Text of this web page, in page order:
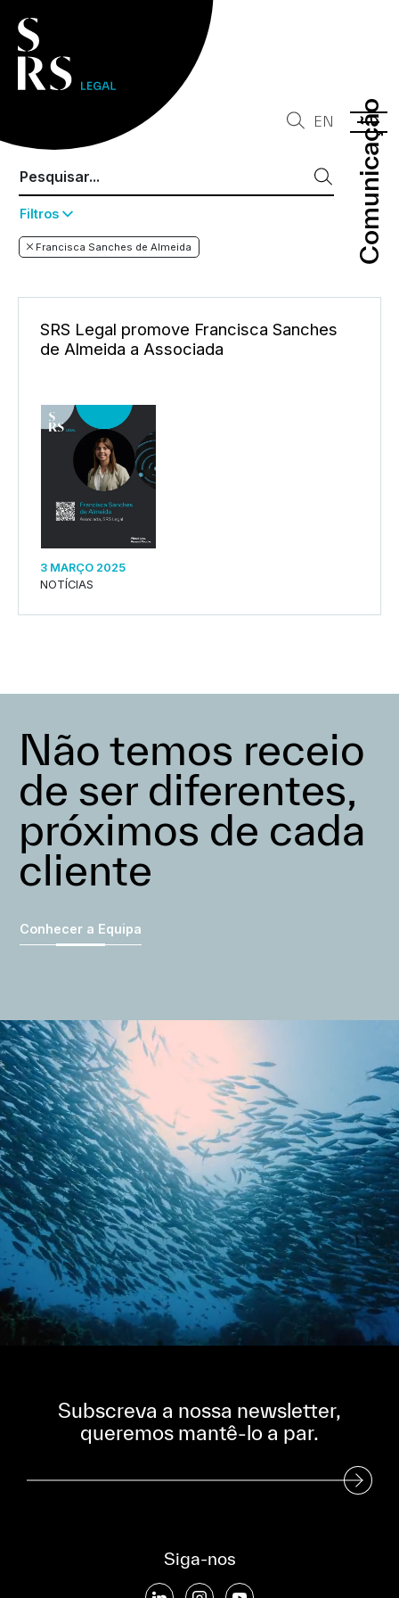
Comunicação
Comunicação
EN
Filtros
Francisca Sanches de Almeida
SRS Legal promove Francisca Sanches
de Almeida a Associada
3 MARÇO 2025
NOTÍCIAS
Não temos receio
de ser diferentes,
próximos de cada
cliente
Conhecer a Equipa
Subscreva a nossa newsletter,
queremos mantê-lo a par.
Subscreva a nossa Newsletter
Siga-nos